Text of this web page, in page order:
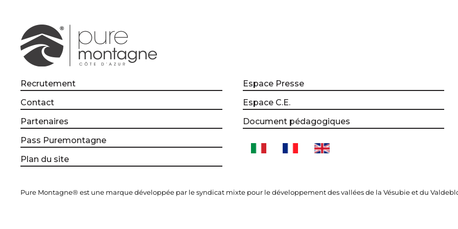
Recrutement
Contact
Partenaires
Pass Puremontagne
Plan du site
Espace Presse
Espace C.E.
Document pédagogiques
Pure Montagne® est une marque développée par le syndicat mixte pour le développement des vallées de la Vésubie et du